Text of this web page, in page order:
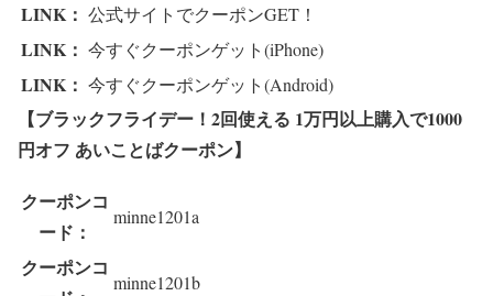
LINK： 公式サイトでクーポンGET！
LINK： 今すぐクーポンゲット(iPhone)
LINK： 今すぐクーポンゲット(Android)
【ブラックフライデー！2回使える 1万円以上購入で1000
円オフ あいことばクーポン】
クーポンコ
ード：
minne1201a
クーポンコ
minne1201b